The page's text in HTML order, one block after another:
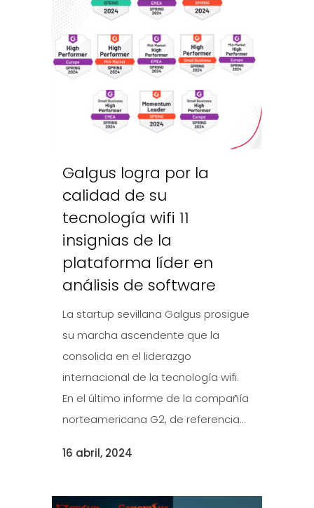
Galgus logra por la
calidad de su
tecnología wifi 11
insignias de la
plataforma líder en
análisis de software
La startup sevillana Galgus prosigue
su marcha ascendente que la
consolida en el liderazgo
internacional de la tecnología wifi.
En el último informe de la compañía
norteamericana G2, de referencia...
16 abril, 2024